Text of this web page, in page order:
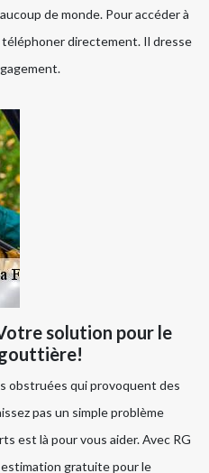
de monde. Pour accéder à
directement. Il dresse
solution pour le
obstruées qui provoquent des
pas un simple problème
est là pour vous aider. Avec RG
gratuite pour le